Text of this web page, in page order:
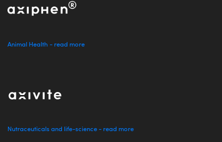
Animal Health - read more
Nutraceuticals and life-science - read more